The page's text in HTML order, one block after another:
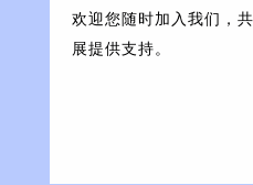
欢迎您随时加入我们，
展提供支持。